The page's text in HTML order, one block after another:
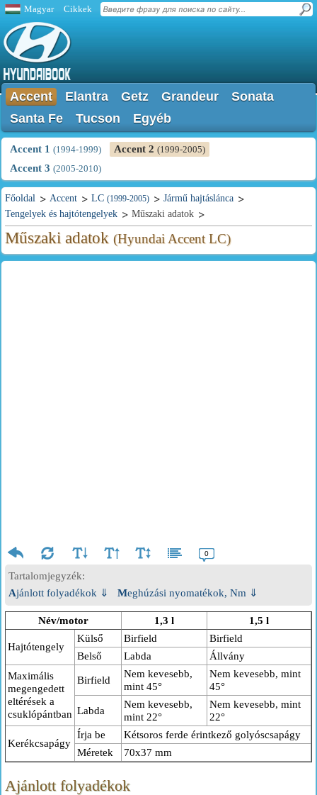
Magyar Cikkek
Accent Elantra Getz Grandeur
Sonata
Santa Fe
Tucson Egyéb
Accent 1 (1994-1999) Accent 2 (1999-2005)
Accent 3 (2005-2010)
Főoldal Accent LC (1999-2005)
Jármű hajtáslánca
Tengelyek és hajtótengelyek
Műszaki adatok
Műszaki adatok (Hyundai Accent LC)
0
Tartalomjegyzék:
Ajánlott folyadékok ⇓
Meghúzási nyomatékok, Nm ⇓
Név/motor 1,3 l 1,5 l
Hajtótengely
Külső Birfield
Birfield
Belső
Labda
Állvány
Maximális
megengedett
eltérések a
csuklópántban
Birfield
Nem kevesebb,
mint 45°
Nem kevesebb, mint
45°
Labda
Nem kevesebb,
mint 22°
Nem kevesebb, mint
22°
Kerékcsapágy
Írja be
Kétsoros ferde érintkező golyóscsapágy
Méretek
70x37 mm
Ajánlott folyadékok